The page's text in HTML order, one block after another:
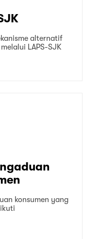
alternatif
LAPS-SJK
konsumen yang